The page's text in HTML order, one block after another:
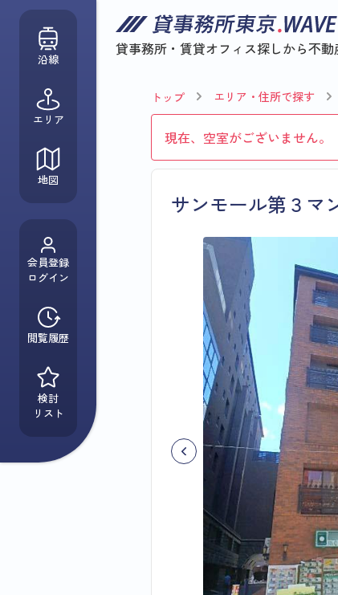
貸事務所・賃貸オフィス探しから不動
沿線
エリア
地図
会員登録
ログイン
閲覧履歴
検討
リスト
トップ エリア・住所で探す
現在、空室がございません。
サンモール第３マ